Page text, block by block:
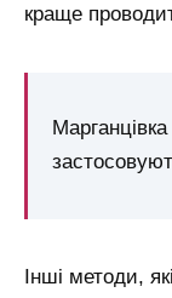
краще
Інші методи,